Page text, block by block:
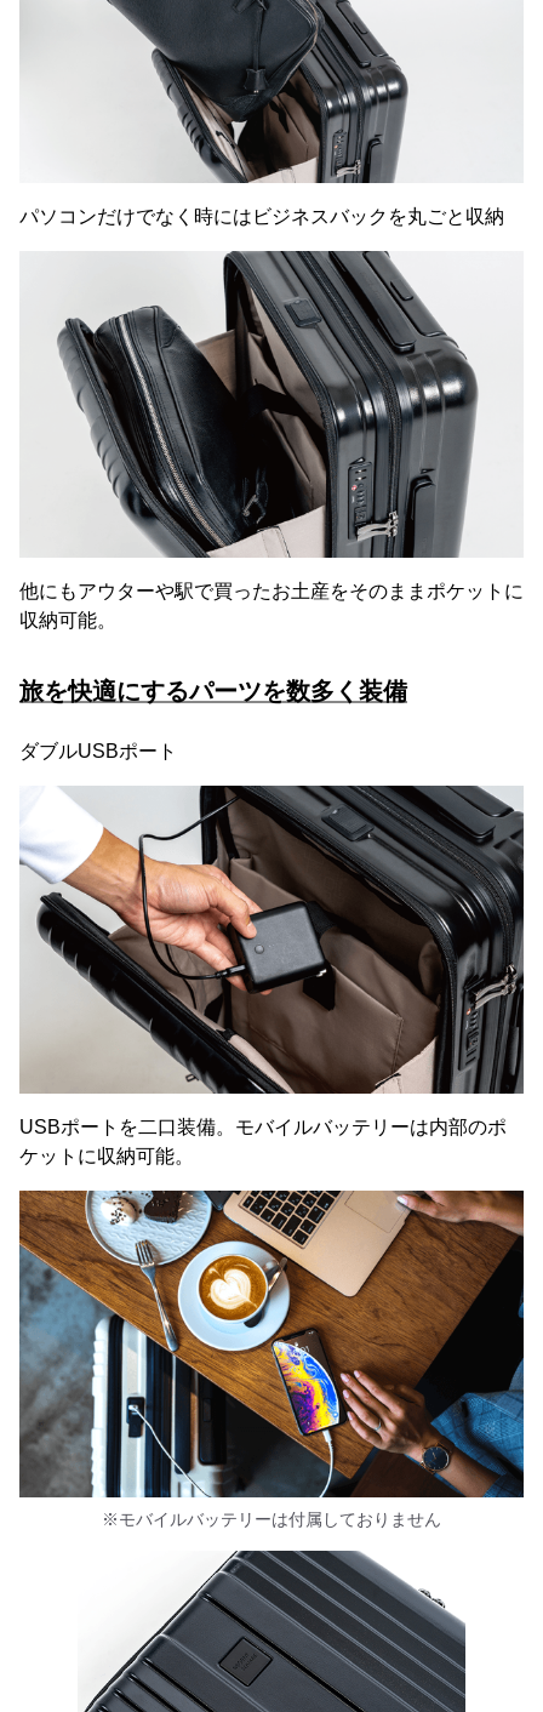
パソコンだけでなく時にはビジネスバックを丸ごと収納
他にもアウターや駅で買ったお土産をそのままポケットに
収納可能。
旅を快適にするパーツを数多く装備
ダブルUSBポート
USBポートを二口装備。モバイルバッテリーは内部のポ
ケットに収納可能。
※モバイルバッテリーは付属しておりません